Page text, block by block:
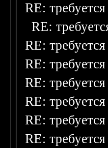
RE:
RE:
RE:
RE:
RE:
RE:
RE:
RE: